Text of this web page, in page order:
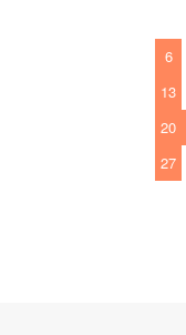
6
13
20
27